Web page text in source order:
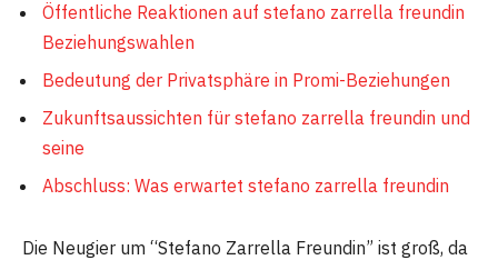
Öffentliche Reaktionen auf stefano zarrella freundin
Beziehungswahlen
Bedeutung der Privatsphäre in Promi-Beziehungen
Zukunftsaussichten für stefano zarrella freundin und
seine
Abschluss: Was erwartet stefano zarrella freundin
Die Neugier um “Stefano Zarrella Freundin” ist groß, da